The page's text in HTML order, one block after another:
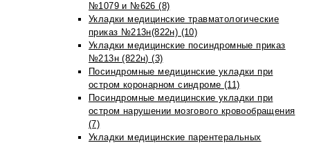
№1079 и №626 (8)
Укладки медицинские травматологические
приказ №213н(822н) (10)
Укладки медицинские посиндромные приказ
№213н (822н) (3)
Посиндромные медицинские укладки при
остром коронарном синдроме (11)
Посиндромные медицинские укладки при
остром нарушении мозгового кровообращения
(7)
Укладки медицинские парентеральных